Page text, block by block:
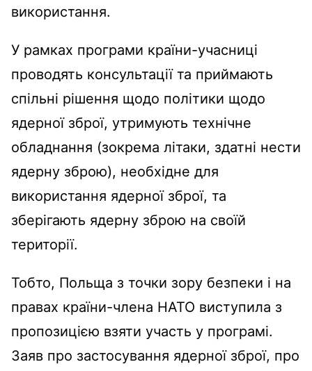
використання.
У рамках програми країни-учасниці
проводять консультації та приймають
спільні рішення щодо політики щодо
ядерної зброї, утримують технічне
обладнання (зокрема літаки, здатні нести
ядерну зброю), необхідне для
використання ядерної зброї, та
зберігають ядерну зброю на своїй
території.
Тобто, Польща з точки зору безпеки і на
правах країни-члена НАТО виступила з
пропозицією взяти участь у програмі.
Заяв про застосування ядерної зброї, про